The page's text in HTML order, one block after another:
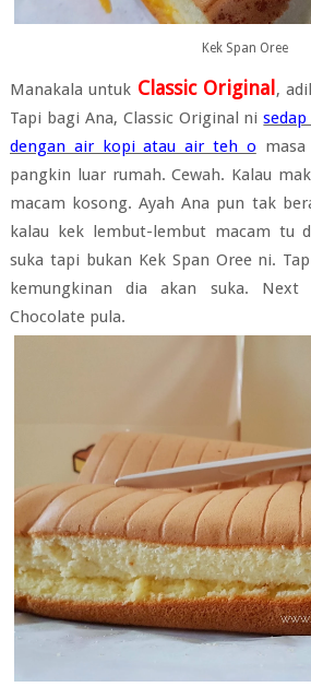
Kek Span Oree
Manakala untuk Classic Original ,
Tapi bagi Ana, Classic Original ni
dengan air kopi atau air teh o
pangkin luar rumah. Cewah. Kalau
macam kosong. Ayah Ana pun tak
kalau kek lembut-lembut macam tu
suka tapi bukan Kek Span Oree ni.
kemungkinan dia akan suka.
Chocolate pula.